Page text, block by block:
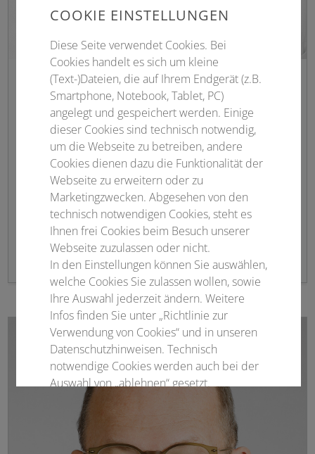
Univ.-Prof. Dr. med. Harald Klüter
Institut für Transfusionsmedizin und
Immunologie
Medizinische Fakultät Mannheim, Universität
Heidelberg
DRK-Blutspendedienst Baden-Württemberg –
Hessen gGmbH
COOKIE EINSTELLUNGEN
Diese Seite verwendet Cookies. Bei
Cookies handelt es sich um kleine
(Text-)Dateien, die auf Ihrem Endgerät (z.B.
Smartphone, Notebook, Tablet, PC)
angelegt und gespeichert werden. Einige
dieser Cookies sind technisch notwendig,
um die Webseite zu betreiben, andere
Cookies dienen dazu die Funktionalität der
Webseite zu erweitern oder zu
Marketingzwecken. Abgesehen von den
technisch notwendigen Cookies, steht es
Ihnen frei Cookies beim Besuch unserer
Webseite zuzulassen oder nicht.
In den Einstellungen können Sie auswählen,
welche Cookies Sie zulassen wollen, sowie
Ihre Auswahl jederzeit ändern. Weitere
Infos finden Sie unter „Richtlinie zur
Verwendung von Cookies“ und in unseren
Datenschutzhinweisen. Technisch
notwendige Cookies werden auch bei der
Auswahl von „ablehnen“ gesetzt.
Notwendige Cookies
Statistisch